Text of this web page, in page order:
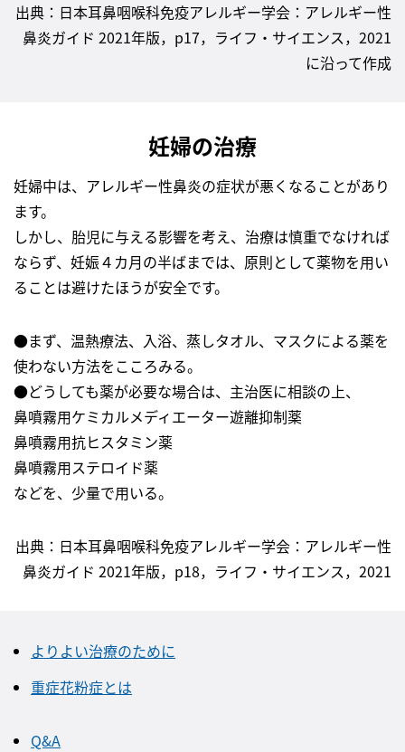
出典：日本耳鼻咽喉科免疫アレルギー学会：アレルギー性
鼻炎ガイド 2021年版，p17，ライフ・サイエンス，2021
に沿って作成
妊婦の治療
妊婦中は、アレルギー性鼻炎の症状が悪くなることがあり
ます。
しかし、胎児に与える影響を考え、治療は慎重でなければ
ならず、妊娠４カ月の半ばまでは、原則として薬物を用い
ることは避けたほうが安全です。
●まず、温熱療法、入浴、蒸しタオル、マスクによる薬を
使わない方法をこころみる。
●どうしても薬が必要な場合は、主治医に相談の上、
鼻噴霧用ケミカルメディエーター遊離抑制薬
鼻噴霧用抗ヒスタミン薬
鼻噴霧用ステロイド薬
などを、少量で用いる。
出典：日本耳鼻咽喉科免疫アレルギー学会：アレルギー性
鼻炎ガイド 2021年版，p18，ライフ・サイエンス，2021
よりよい治療のために
重症花粉症とは
Q&A